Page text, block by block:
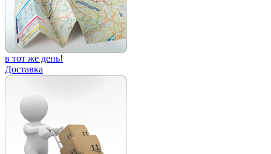
в тот же день!
Доставка